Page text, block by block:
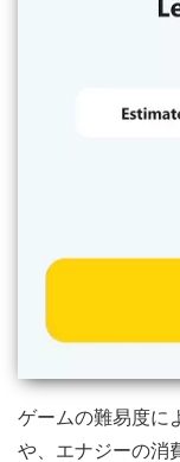
ゲームの難易度に
や、エナジーの消